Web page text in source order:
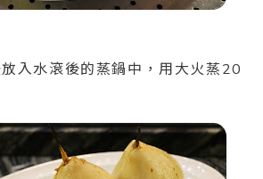
入水滾後的蒸鍋中，用大火蒸20